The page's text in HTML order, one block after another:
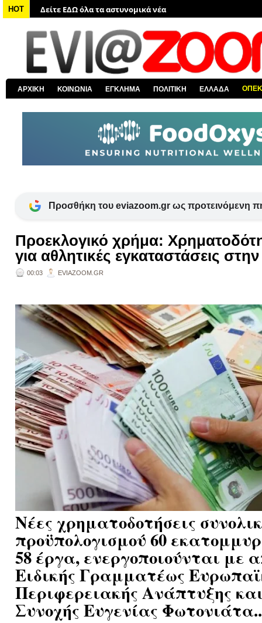
HOT
Δείτε ΕΔΩ όλα τα νέα από τον κόσμο
Δείτε ΕΔΩ όλα τα νέα για την Χαλκίδα και όλη την Εύβοια
Δείτε ΕΔΩ όλες τις ειδήσεις από την Ελλάδα
Δείτε ΕΔΩ όλα τα πολιτικά νέα
Δείτε ΕΔΩ τις αποκαλύψεις του EviaZoom.gr
Δείτε ΕΔΩ όλα τα αστυνομικά νέα
ΑΡΧΙΚΗ ΚΟΙΝΩΝΙΑ ΕΓΚΛΗΜΑ ΠΟΛΙΤΙΚΗ ΕΛΛΑΔΑ
Προσθήκη του eviazoom.gr ως προτεινόμενη
Προεκλογικό χρήμα:
για αθλητικές εγκαταστάσεις
00:03 EVIAZOOM.GR
Νέες χρηματοδοτήσεις
προϋπολογισμού 60
58 έργα, ενεργοποιούνται με
Ειδικής Γραμματέως
Περιφερειακής Ανάπτυξης
Συνοχής Ευγενίας